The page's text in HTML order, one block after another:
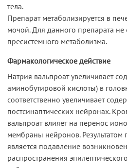
тела.
Препарат метаболизируется в
мочой. Для данного препарата не
пресистемного метаболизма.
Фармакологическое действие
Натрия вальпроат увеличивает
аминобутировой кислоты) в
соответственно увеличивает
постсинаптических нейронах.
вальпроат влияет на перенос
мембраны нейронов. Результатом
является подавление
распространения